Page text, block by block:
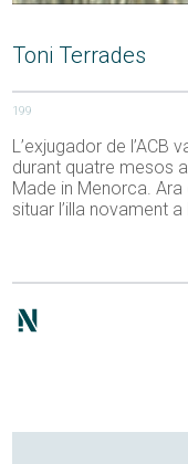
Toni Terrades
199
L’exjugador de l’ACB
durant quatre mesos
Made in Menorca. Ara
situar l’illa novament a